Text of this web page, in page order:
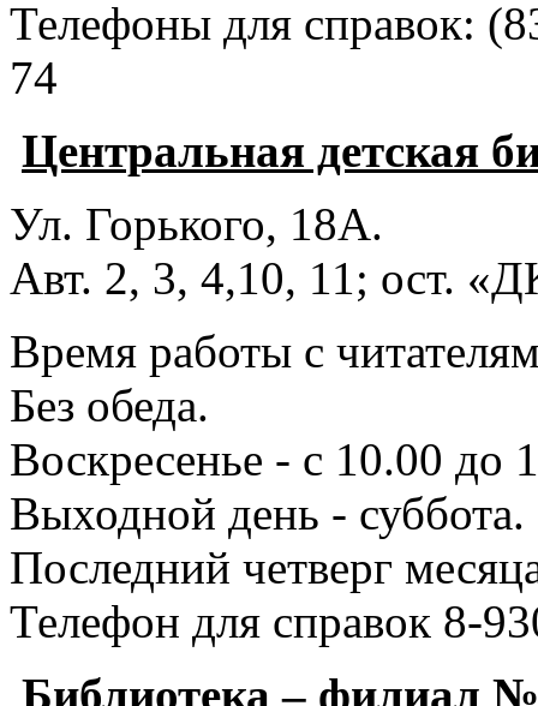
Телефоны для справок:
74
Центральная детская
Ул. Горького, 18А.
Авт. 2, 3, 4,10, 11; ост.
Время работы с
Без обеда.
Воскресенье - с 10.00 до
Выходной день - суббота.
Последний четверг
Телефон для справок 8-
Библиотека – филиал